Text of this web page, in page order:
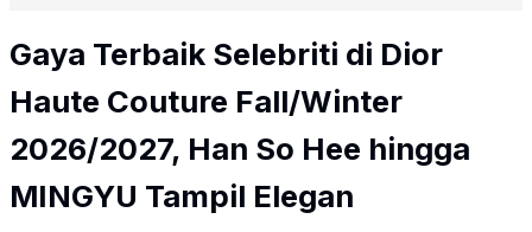
Gaya Terbaik Selebriti di Dior
Haute Couture Fall/Winter
2026/2027, Han So Hee hingga
MINGYU Tampil Elegan